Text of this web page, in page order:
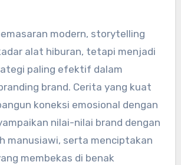
alat hiburan, tetapi menjadi
paling efektif dalam
brand. Cerita yang kuat
koneksi emosional dengan
nilai-nilai brand dengan
manusiawi, serta menciptakan
membekas di benak